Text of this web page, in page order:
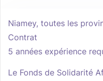
Niamey, toutes les
Contrat
5 années expérience
Le Fonds de Solidarité